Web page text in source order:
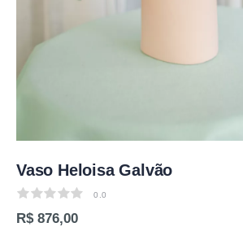
Vaso Heloisa Galvão
0.0
0.0
R$ 876,00